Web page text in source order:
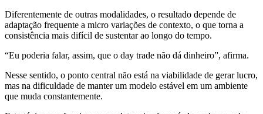
Diferentemente de outras modalidades, o resultado depende de
adaptação frequente a micro variações de contexto, o que torna a
consistência mais difícil de sustentar ao longo do tempo.
“Eu poderia falar, assim, que o day trade não dá dinheiro”, afirma.
Nesse sentido, o ponto central não está na viabilidade de gerar lucro,
mas na dificuldade de manter um modelo estável em um ambiente
que muda constantemente.